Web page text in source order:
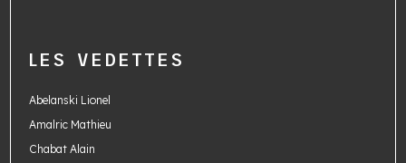
LES VEDETTES
Abelanski Lionel
Amalric Mathieu
Chabat Alain